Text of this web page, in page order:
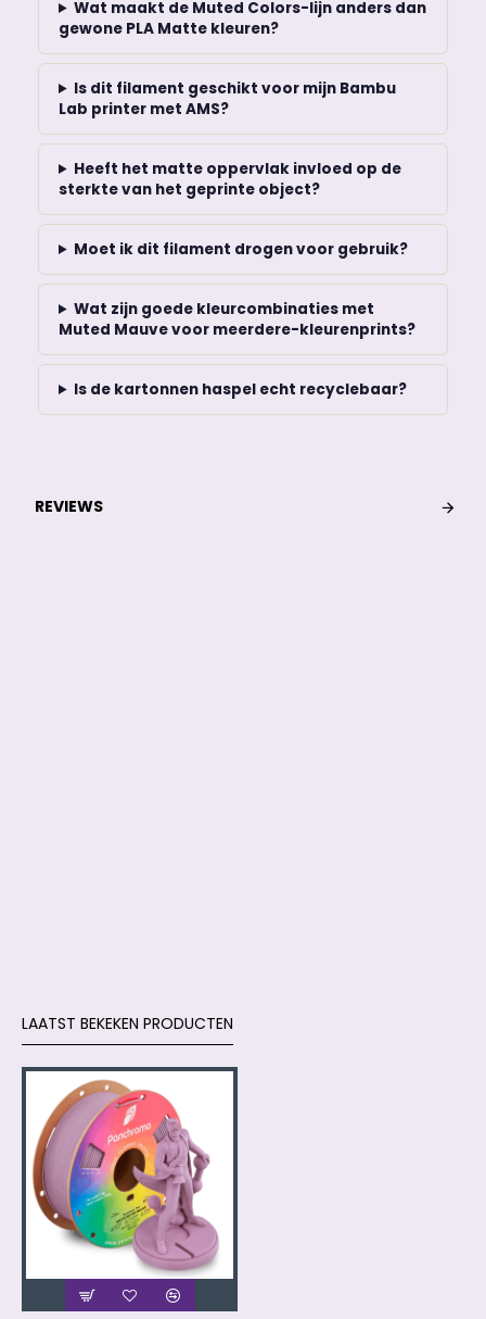
Wat maakt de Muted Colors-lijn anders dan
gewone PLA Matte kleuren?
Is dit filament geschikt voor mijn Bambu
Lab printer met AMS?
Heeft het matte oppervlak invloed op de
sterkte van het geprinte object?
Moet ik dit filament drogen voor gebruik?
Wat zijn goede kleurcombinaties met
Muted Mauve voor meerdere-kleurenprints?
Is de kartonnen haspel echt recyclebaar?
REVIEWS
LAATST BEKEKEN PRODUCTEN